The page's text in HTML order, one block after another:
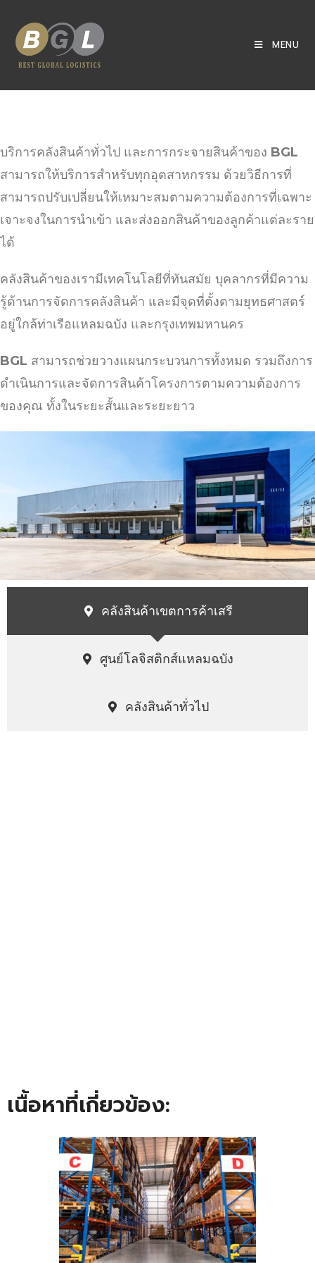
MENU
บริการคลังสินค้าทั่วไป และการกระจายสินค้าของ BGL
สามารถให้บริการสำหรับทุกอุตสาหกรรม ด้วยวิธีการที่
สามารถปรับเปลี่ยนให้เหมาะสมตามความต้องการที่เฉพาะ
เจาะจงในการนำเข้า และส่งออกสินค้าของลูกค้าแต่ละราย
ได้
คลังสินค้าของเรามีเทคโนโลยีที่ทันสมัย บุคลากรที่มีความ
รู้ด้านการจัดการคลังสินค้า และมีจุดที่ตั้งตามยุทธศาสตร์
อยู่ใกล้ท่าเรือแหลมฉบัง และกรุงเทพมหานคร
BGL สามารถช่วยวางแผนกระบวนการทั้งหมด รวมถึงการ
ดำเนินการและจัดการสินค้าโครงการตามความต้องการ
ของคุณ ทั้งในระยะสั้นและระยะยาว
คลังสินค้าเขตการค้าเสรี
ศูนย์โลจิสติกส์แหลมฉบัง
คลังสินค้าทั่วไป
เนื้อหาที่เกี่ยวข้อง: